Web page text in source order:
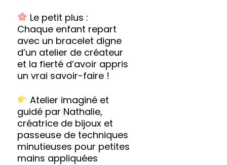
Le petit plus :
Chaque enfant repart
avec un bracelet digne
d’un atelier de créateur
et la fierté d’avoir appris
un vrai savoir-faire !
Atelier imaginé et
guidé par Nathalie,
créatrice de bijoux et
passeuse de techniques
minutieuses pour petites
mains appliquées